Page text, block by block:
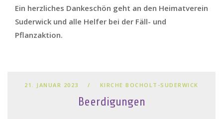
Ein herzliches Dankeschön geht an den Heimatverein
Suderwick und alle Helfer bei der Fäll- und
Pflanzaktion.
21. JANUAR 2023 KIRCHE BOCHOLT-SUDERWICK
Beerdigungen